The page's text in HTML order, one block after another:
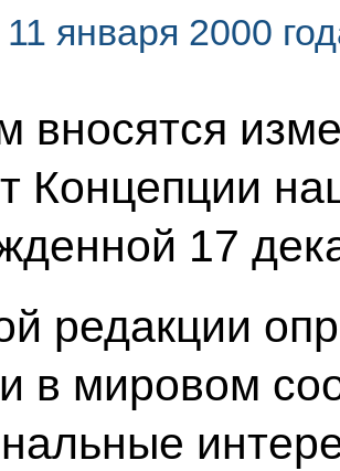
11 января 2000
вносятся
Концепции
17
редакции
в мировом